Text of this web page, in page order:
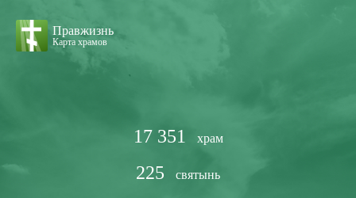
Правжизнь
Карта храмов
17 351 храм
225 святынь